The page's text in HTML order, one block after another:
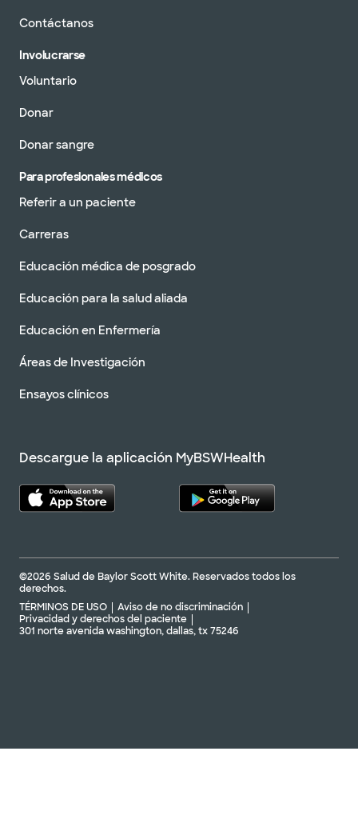
Contáctanos
Involucrarse
Voluntario
Donar
Donar sangre
Para profesionales médicos
Referir a un paciente
Carreras
Educación médica de posgrado
Educación para la salud aliada
Educación en Enfermería
Áreas de Investigación
Ensayos clínicos
Descargue la aplicación MyBSWHealth
©2026 Salud de Baylor Scott White. Reservados todos los
derechos.
TÉRMINOS DE USO
Aviso de no discriminación
Privacidad y derechos del paciente
301 norte avenida washington, dallas, tx 75246